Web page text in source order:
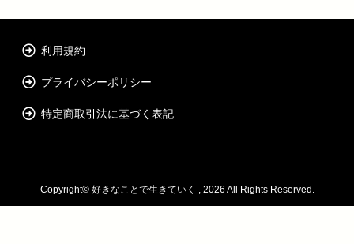
利用規約
プライバシーポリシー
特定商取引法に基づく表記
Copyright© 好きなことで生きていく , 2026 All Rights Reserved.